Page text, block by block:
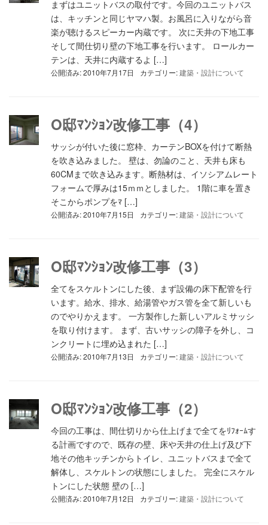
まずはユニットバスの取付です。今回のユニットバス
は、キッチンと同じヤマハ製。お風呂に入りながら音
楽が聴けるスピーカー内蔵です。 次に天井の下地工事
そして間仕切り壁の下地工事を行います。 ロールカー
テンは、天井に内蔵するよ […]
公開済み: 2010年7月17日 カテゴリー:建築・設計について
O邸ﾏﾝｼｮﾝ改修工事（4）
サッシが付いた後に窓枠、カーテンBOXを付けて断熱
を吹き込みました。 壁は、勿論のこと、天井も床も
60CMまで吹き込みます。断熱材は、イソシアムレート
フォームで厚みは15ｍｍとしました。 1階に車を置き
そこからポンプをﾏ […]
公開済み: 2010年7月15日 カテゴリー:建築・設計について
O邸ﾏﾝｼｮﾝ改修工事（3）
全てをスケルトンにした後、まず設備の床下配管を行
います。給水、排水、給湯管やガス管を全て新しいも
のでやりかえます。 一方製作した新しいアルミサッシ
を取り付けます。 まず、古いサッシの障子を外し、コ
ンクリートに埋め込まれた […]
公開済み: 2010年7月13日 カテゴリー:建築・設計について
O邸ﾏﾝｼｮﾝ改修工事（2）
今回の工事は、間仕切りから仕上げまで全てをﾘﾌｫｰﾑす
る計画ですので、既存の壁、床や天井の仕上げ及び下
地その他キッチンからトイレ、ユニットバスまで全て
解体し、スケルトンの状態にしました。 完全にスケル
トンにした状態 壁の […]
公開済み: 2010年7月12日 カテゴリー:建築・設計について